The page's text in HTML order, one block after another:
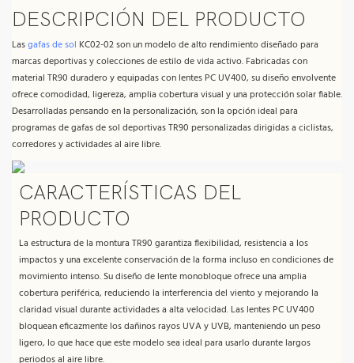
DESCRIPCIÓN DEL PRODUCTO
Lasgafas de sol KC02-02 son un modelo de alto rendimiento diseñado para
marcas deportivas y colecciones de estilo de vida activo. Fabricadas con
material TR90 duradero y equipadas con lentes PC UV400, su diseño envolvente
ofrece comodidad, ligereza, amplia cobertura visual y una protección solar fiable.
Desarrolladas pensando en la personalización, son la opción ideal para
programas de gafas de sol deportivas TR90 personalizadas dirigidas a ciclistas,
corredores y actividades al aire libre.
CARACTERÍSTICAS DEL
PRODUCTO
La estructura de la montura TR90 garantiza flexibilidad, resistencia a los
impactos y una excelente conservación de la forma incluso en condiciones de
movimiento intenso. Su diseño de lente monobloque ofrece una amplia
cobertura periférica, reduciendo la interferencia del viento y mejorando la
claridad visual durante actividades a alta velocidad. Las lentes PC UV400
bloquean eficazmente los dañinos rayos UVA y UVB, manteniendo un peso
ligero, lo que hace que este modelo sea ideal para usarlo durante largos